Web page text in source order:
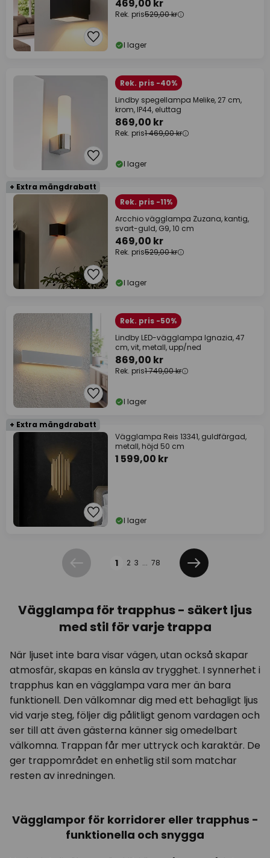
469,00 kr
Rek. pris529,00 kr
I lager
Rek. pris -40%
Lindby spegellampa Melike, 27 cm,
krom, IP44, eluttag
869,00 kr
Rek. pris1 469,00 kr
I lager
+ Extra mängdrabatt
Rek. pris -11%
Arcchio vägglampa Zuzana, kantig,
svart-guld, G9, 10 cm
469,00 kr
Rek. pris529,00 kr
I lager
Rek. pris -50%
Lindby LED-vägglampa Ignazia, 47
cm, vit, metall, upp/ned
869,00 kr
Rek. pris1 749,00 kr
I lager
+ Extra mängdrabatt
Vägglampa Reis 13341, guldfärgad,
metall, höjd 50 cm
1 599,00 kr
I lager
Föregående
1 2 3 ... 78
Nästa
Vägglampa för trapphus - säkert ljus
med stil för varje trappa
När ljuset inte bara visar vägen, utan också skapar
atmosfär, skapas en känsla av trygghet. I synnerhet i
trapphus kan en vägglampa vara mer än bara
funktionell. Den välkomnar dig med ett behagligt ljus
vid varje steg, följer dig pålitligt genom vardagen och
ser till att även gästerna känner sig omedelbart
välkomna. Trappan får mer uttryck och karaktär. De
ger trappområdet en enhetlig stil som matchar
resten av inredningen.
Vägglampor för korridorer eller trapphus -
funktionella och snygga